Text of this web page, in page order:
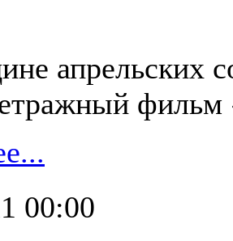
апрельских
00:00